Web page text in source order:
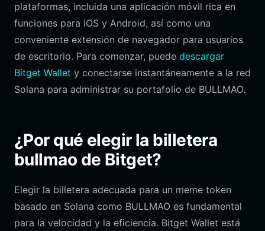
plataformas, incluida una aplicación móvil rica en
funciones para iOS y Android, así como una
conveniente extensión de navegador para usuarios
de escritorio. Para comenzar, puede descargar
Bitget Wallet y conectarse instantáneamente a la red
Solana para administrar su portafolio de BULLMAO.
¿Por qué elegir la billetera
bullmao de Bitget?
Elegir la billetera adecuada para un meme token
basado en Solana como BULLMAO es fundamental
para la velocidad y la eficiencia. Bitget Wallet está